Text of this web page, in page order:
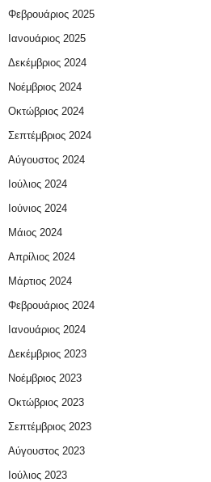
Φεβρουάριος 2025
Ιανουάριος 2025
Δεκέμβριος 2024
Νοέμβριος 2024
Οκτώβριος 2024
Σεπτέμβριος 2024
Αύγουστος 2024
Ιούλιος 2024
Ιούνιος 2024
Μάιος 2024
Απρίλιος 2024
Μάρτιος 2024
Φεβρουάριος 2024
Ιανουάριος 2024
Δεκέμβριος 2023
Νοέμβριος 2023
Οκτώβριος 2023
Σεπτέμβριος 2023
Αύγουστος 2023
Ιούλιος 2023